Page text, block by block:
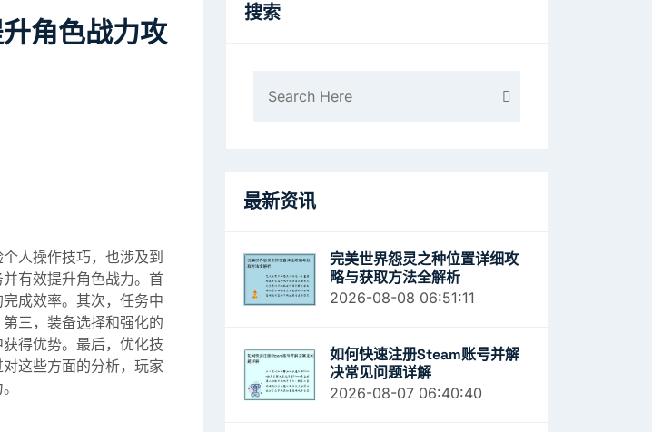
角色战力攻
人操作技巧，也涉及到
有效提升角色战力。首
成效率。其次，任务中
三，装备选择和强化的
得优势。最后，优化技
这些方面的分析，玩家
搜索
最新资讯
完美世界怨灵之种位置详细攻
略与获取方法全解析
2026-08-08 06:51:11
如何快速注册Steam账号并解
决常见问题详解
2026-08-07 06:40:40